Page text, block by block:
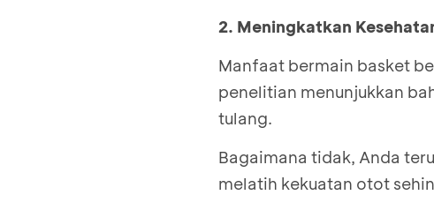
2. Meningkatkan
Manfaat bermain basket
penelitian menunjukkan
tulang.
Bagaimana tidak, Anda
melatih kekuatan otot